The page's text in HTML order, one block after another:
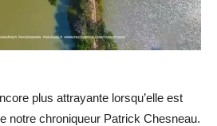
plus attrayante lorsqu’elle est
notre chroniqueur Patrick Chesneau.